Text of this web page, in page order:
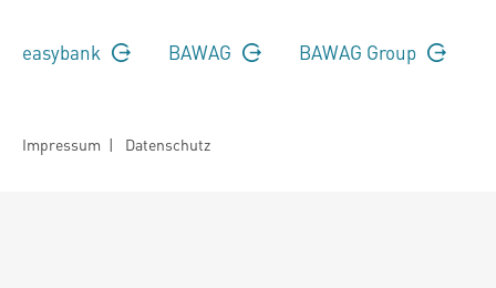
easybank BAWAG BAWAG Group
Impressum | Datenschutz